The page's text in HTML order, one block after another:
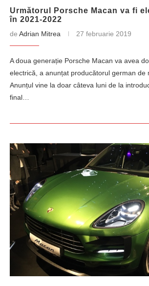
Următorul Porsche Macan va fi
în 2021-2022
de Adrian Mitrea 27 februarie 2019
A doua generație Porsche Macan va avea
electrică, a anunțat producătorul german de
Anunțul vine la doar câteva luni de la
final…